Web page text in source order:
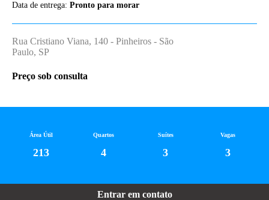
Entrar em contato
Área Útil
213
Quartos
4
Suítes
3
Vagas
3
Data de entrega: Pronto para morar
Rua Cristiano Viana, 140 - Pinheiros - São
Paulo, SP
Preço sob consulta